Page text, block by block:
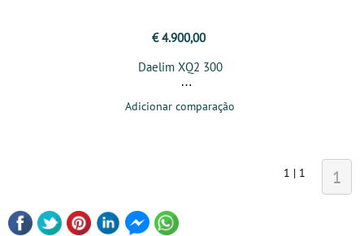
€ 4.900,00
Daelim XQ2 300
Adicionar comparação
1 | 1 1